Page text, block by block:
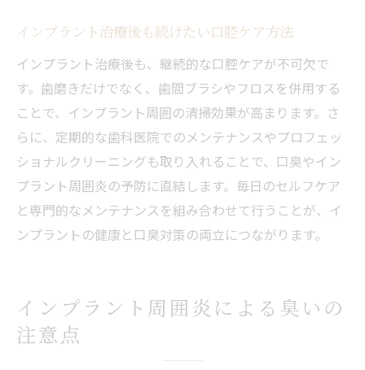
インプラント治療後も続けたい口腔ケア方法
インプラント治療後も、継続的な口腔ケアが不可欠で
す。歯磨きだけでなく、歯間ブラシやフロスを併用する
ことで、インプラント周囲の清掃効果が高まります。さ
らに、定期的な歯科医院でのメンテナンスやプロフェッ
ショナルクリーニングも取り入れることで、口臭やイン
プラント周囲炎の予防に直結します。毎日のセルフケア
と専門的なメンテナンスを組み合わせて行うことが、イ
ンプラントの健康と口臭対策の両立につながります。
インプラント周囲炎による臭いの
注意点